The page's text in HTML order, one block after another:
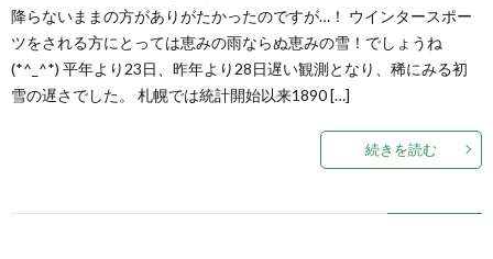
降らないままの方がありがたかったのですが…！ ウインタースポー
ツをされる方にとっては恵みの雨ならぬ恵みの雪！でしょうね
(*^_^*) 平年より23日、昨年より28日遅い観測となり、稀にみる初
雪の遅さでした。 札幌では統計開始以来1890 […]
続きを読む